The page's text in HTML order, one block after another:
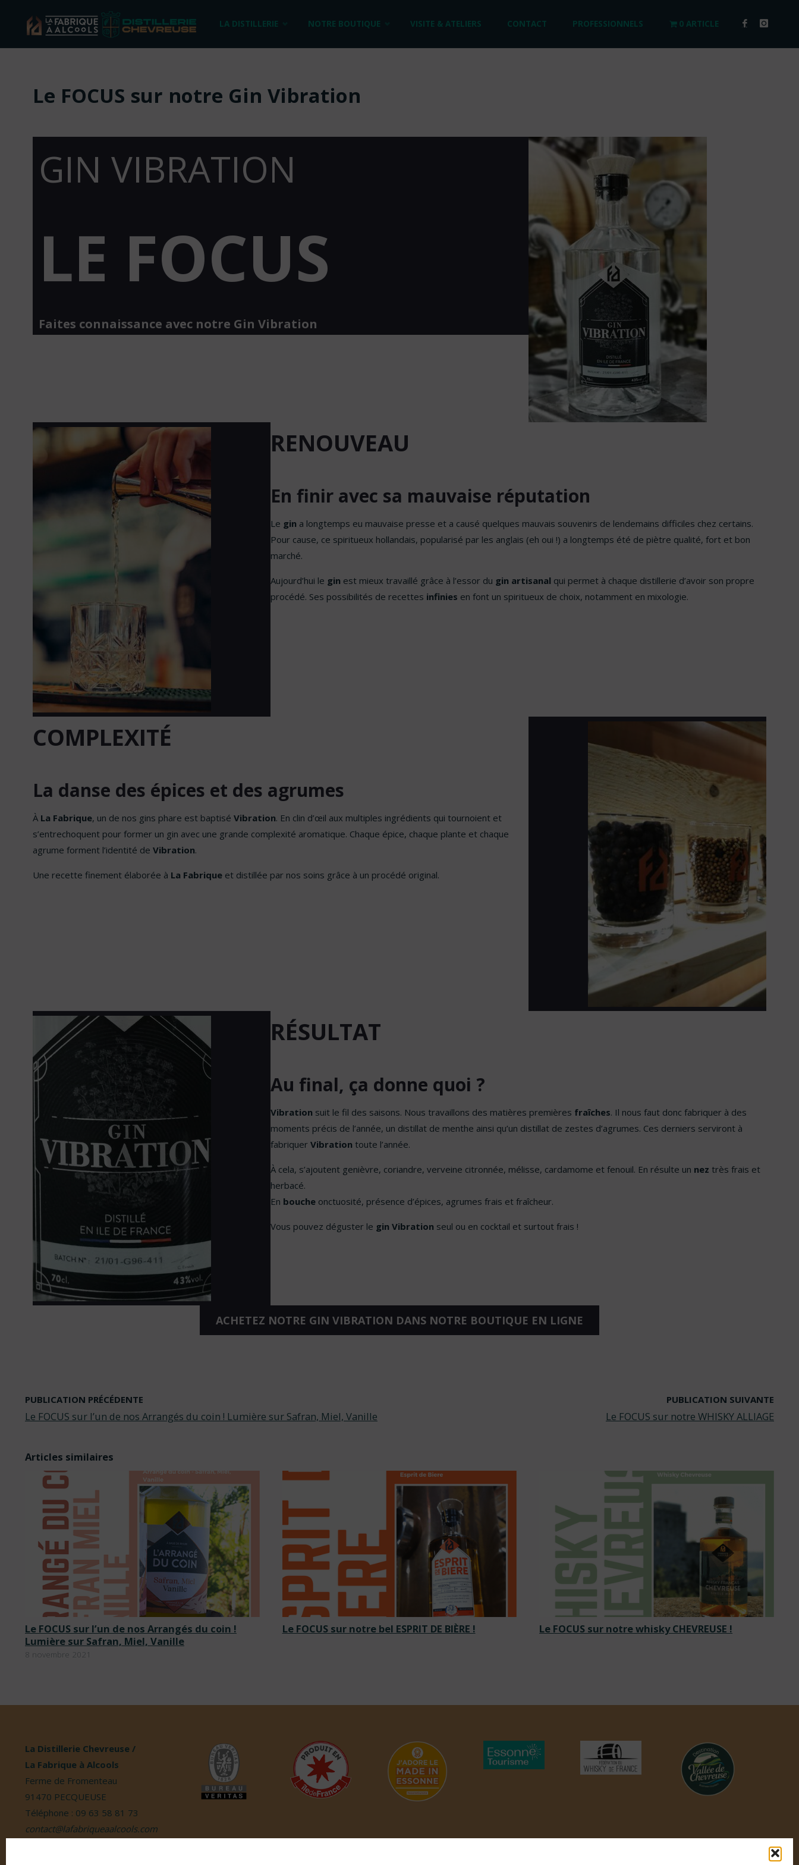
to
LA DISTILLERIE NOTRE BOUTIQUE VISITE & ATELIERS CONTACT PROFESSIONNELS 0 ARTICLE
Le FOCUS sur notre Gin Vibration
GIN VIBRATION
LE FOCUS
Faites connaissance avec notre Gin Vibration
RENOUVEAU
En finir avec sa mauvaise réputation
Le gin a longtemps eu mauvaise presse et a causé quelques mauvais souvenirs de lendemains difficiles chez certains.
Pour cause, ce spiritueux hollandais, popularisé par les anglais (eh oui !) a longtemps été de piètre qualité, fort et bon
marché.
Aujourd’hui le gin est mieux travaillé grâce à l’essor du gin artisanal qui permet à chaque distillerie d’avoir son propre
procédé. Ses possibilités de recettes infinies en font un spiritueux de choix, notamment en mixologie.
COMPLEXITÉ
La danse des épices et des agrumes
À La Fabrique, un de nos gins phare est baptisé Vibration. En clin d’œil aux multiples ingrédients qui tournoient et
s’entrechoquent pour former un gin avec une grande complexité aromatique. Chaque épice, chaque plante et chaque
agrume forment l’identité de Vibration.
Une recette finement élaborée à La Fabriqueet distillée par nos soins grâce à un procédé original.
RÉSULTAT
Au final, ça donne quoi ?
Vibration suit le fil des saisons. Nous travaillons des matières premières fraîches. Il nous faut donc fabriquer à des
moments précis de l’année, un distillat de menthe ainsi qu’un distillat de zestes d’agrumes. Ces derniers serviront à
fabriquer Vibration toute l’année.
À cela, s’ajoutent genièvre, coriandre, verveine citronnée, mélisse, cardamome et fenouil. En résulte un nez très frais et
herbacé.
En bouche onctuosité, présence d’épices, agrumes frais et fraîcheur.
Vous pouvez déguster le gin Vibration seul ou en cocktail et surtout frais !
ACHETEZ NOTRE GIN VIBRATION DANS NOTRE BOUTIQUE EN LIGNE
PUBLICATION PRÉCÉDENTE
Le FOCUS sur l’un de nos Arrangés du coin ! Lumière sur Safran, Miel, Vanille
PUBLICATION SUIVANTE
Le FOCUS sur notre WHISKY ALLIAGE
Articles similaires
Le FOCUS sur l’un de nos Arrangés du coin !
Lumière sur Safran, Miel, Vanille
8 novembre 2021
Le FOCUS sur notre bel ESPRIT DE BIÈRE ! Le FOCUS sur notre whisky CHEVREUSE !
La Distillerie Chevreuse /
La Fabrique à Alcools
Ferme de Fromenteau
91470 PECQUEUSE
Téléphone : 09 63 58 81 73
contact@lafabriqueaalcools.com